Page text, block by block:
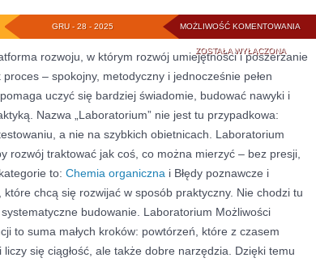
MOŻLIWOŚĆ KOMENTOWANIA
ZOSTAŁA WYŁĄCZONA
GRU - 28 - 2025
rozwoju, w którym rozwój umiejętności i poszerzanie
– spokojny, metodyczny i jednocześnie pełen
uczyć się bardziej świadomie, budować nawyki i
Nazwa „Laboratorium” nie jest tu przypadkowa:
a nie na szybkich obietnicach. Laboratorium
rozwój traktować jak coś, co można mierzyć – bez presji,
to: Chemia organiczna i Błędy poznawcze i
chcą się rozwijać w sposób praktyczny. Nie chodzi tu
budowanie. Laboratorium Możliwości
to suma małych kroków: powtórzeń, które z czasem
się ciągłość, ale także dobre narzędzia. Dzięki temu